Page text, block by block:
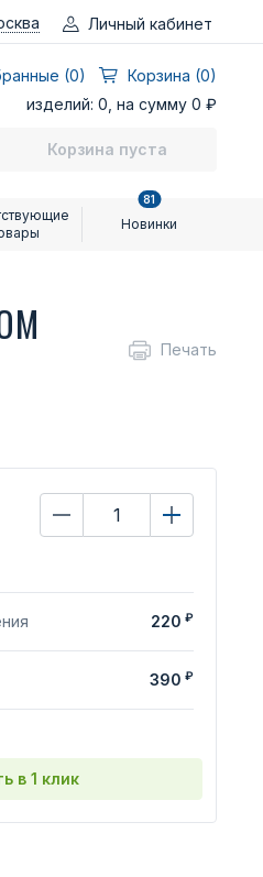
Личный кабинет
(0)
Корзина (0)
изделий: 0, на сумму 0 ₽
Корзина пуста
Новинки
81
Печать
220 ₽
390 ₽
в 1 клик